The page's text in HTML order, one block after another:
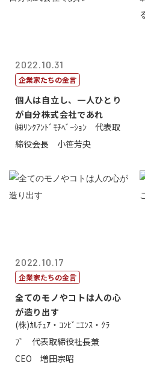
2022.10.31
企業家たちの金言
個人は自立し、一人ひとり
が自分株式会社であれ
㈱ﾘﾝｸｱﾝﾄﾞﾓﾁﾍﾞｰｼｮﾝ 代表取
締役会長 小笹芳央
2022.10.17
企業家たちの金言
全てのモノやコトは人の心
が造り出す
(株)ｶﾙﾁｭｱ・ｺﾝﾋﾞﾆｴﾝｽ・ｸﾗ
ﾌﾞ 代表取締役社長兼
CEO 増田宗昭